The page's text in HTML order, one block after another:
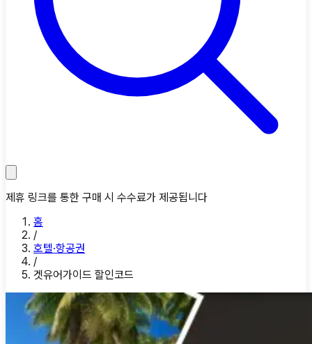
제휴 링크를 통한 구매 시 수수료가 제공됩니다
홈
/
호텔·항공권
/
겟유어가이드 할인코드